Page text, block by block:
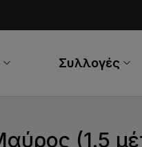
Συλλογές
(1.5